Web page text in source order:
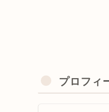
プロフィ